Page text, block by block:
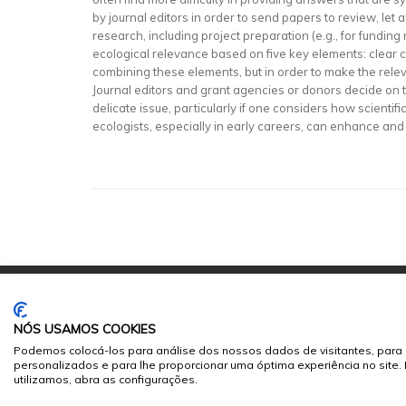
by journal editors in order to send papers to review, let
research, including project preparation (e.g., for
ecological relevance based on five key elements:
combining these elements, but in order to make the
Journal editors and grant agencies or donors decide
delicate issue, particularly if one considers how
ecologists, especially in early careers, can enhance
© 2026Sumários.org. Todos os Direitos Reservados
Desenvolvido por
NÓS USAMOS COOKIES
Podemos colocá-los para análise dos nossos dados de visitantes,
personalizados e para lhe proporcionar uma óptima experiência no
utilizamos, abra as configurações.